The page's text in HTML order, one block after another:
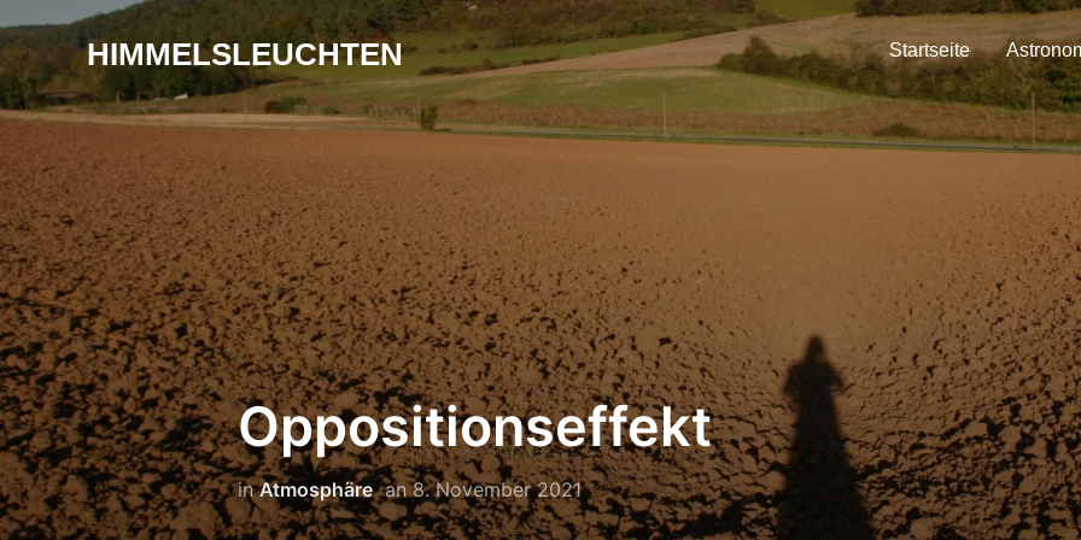
HIMMELSLEUCHTEN Startseite
Oppositionseffekt
inAtmosphäre an8. November 2021